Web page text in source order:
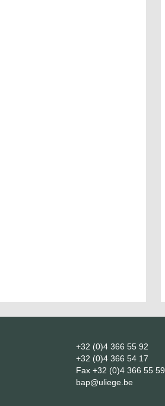
+32 (0)4 366 55 92
+32 (0)4 366 54 17
Fax +32 (0)4 366 55 59
bap@uliege.be